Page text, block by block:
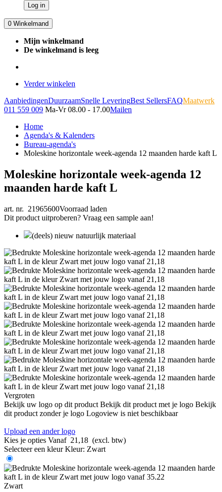
Log in
0 Winkelmand
Mijn winkelmand
De winkelmand is leeg
Verder winkelen
AanbiedingenDuurzaamSnelle LeveringBest SellersFAQMaatwerk
011 559 009 Ma-Vr 08.00 - 17.00Mailen
Home
Agenda's & Kalenders
Bureau-agenda's
Moleskine horizontale week-agenda 12 maanden harde kaft L
Moleskine horizontale week-agenda 12
maanden harde kaft L
art. nr. 21965600Voorraad laden
Dit product uitproberen? Vraag een sample aan!
(deels) nieuw natuurlijk materiaal
Vergroten
Bekijk uw logo op dit product Bekijk dit product met je logo Bekijk
dit product zonder je logo Logoview is niet beschikbaar
Upload een ander logo
Kies je opties Vanaf 21,18 (excl. btw)
Selecteer een kleur Kleur: Zwart
Zwart